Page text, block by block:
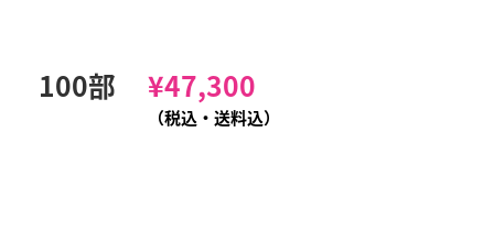
100部 ¥47,300
（税込・送料込）